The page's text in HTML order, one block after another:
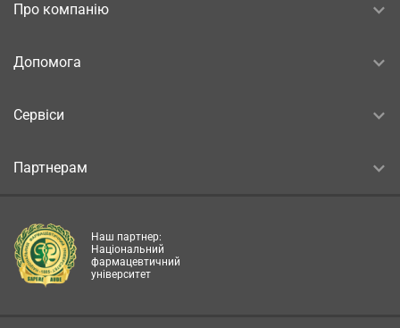
Про компанію
Допомога
Сервіси
Партнерам
Наш партнер:
Національний
фармацевтичний
університет